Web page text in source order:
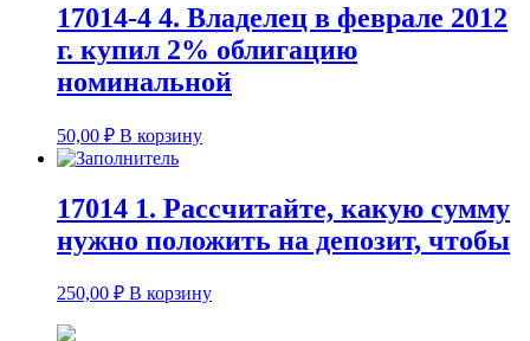
17014-4 4. Владелец в феврале 2012
г. купил 2% облигацию
номинальной
50,00 ₽ В корзину
17014 1. Рассчитайте, какую сумму
нужно положить на депозит, чтобы
250,00 ₽ В корзину